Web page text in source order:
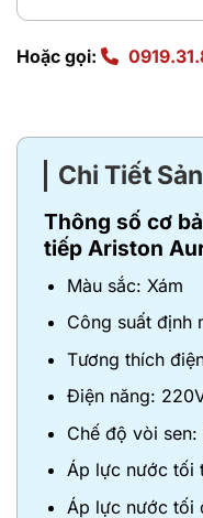
Hoặc gọi:
Chi Tiết
Thông số cơ
tiếp Ariston
Màu sắc: Xám
Công suất định
Tương thích
Điện năng:
Chế độ vòi sen:
Áp lực nước tối
Áp lực nước tối